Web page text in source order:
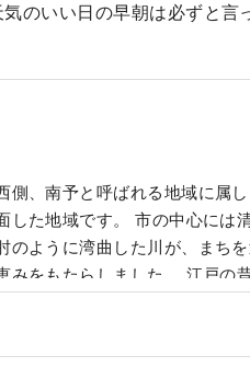
のいい日の早朝は必ずと言
側、南予と呼ばれる地域に属
した地域です。 市の中心には
のように湾曲した川が、まち
みをもたらしました。 江戸の
とりに息づいています。